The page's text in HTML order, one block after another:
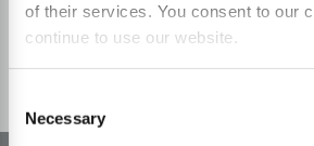
of their services. You consent to our
continue to use our website.
Selection
Necessary